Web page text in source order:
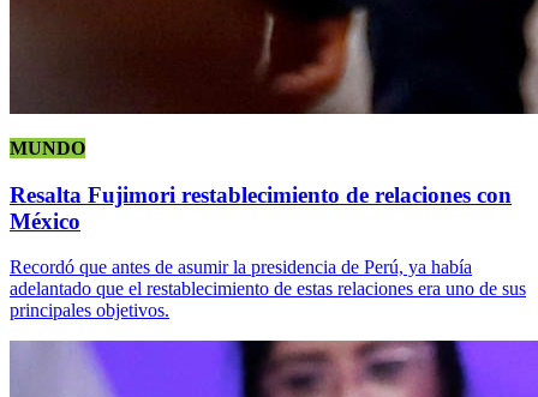
MUNDO
Resalta Fujimori restablecimiento de relaciones con
México
Recordó que antes de asumir la presidencia de Perú, ya había
adelantado que el restablecimiento de estas relaciones era uno de sus
principales objetivos.